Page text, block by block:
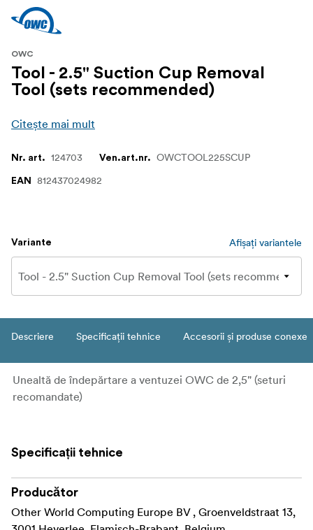
OWC
Tool - 2.5" Suction Cup Removal
Tool (sets recommended)
Citește mai mult
Nr. art. 124703 Ven.art.nr. OWCTOOL225SCUP
EAN 812437024982
Variante Afișați variantele
Descriere Specificații tehnice Accesorii și produse conexe
Unealtă de îndepărtare a ventuzei OWC de 2,5" (seturi
recomandate)
Specificații tehnice
Producător
Other World Computing Europe BV , Groenveldstraat 13,